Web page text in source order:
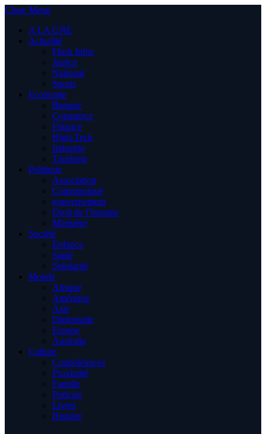
Close Menu
A LA UNE
Actualité
Flash Infos
Justice
National
Sports
Economie
Banque
Commerce
Finance
High-Tech
Industrie
Tourisme
Politique
Association
Communiqué
gouvernement
Droit de l’homme
Ministère
Société
Enfance
Santé
Solidarité
Monde
Afrique
Amérique
Asie
Diplomatie
Europe
Australia
Culture
Condoléances
Proximité
Famille
Podcast
Livres
Histoire